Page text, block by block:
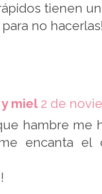
tienen
no
miel 2 de
hambre me
encanta el